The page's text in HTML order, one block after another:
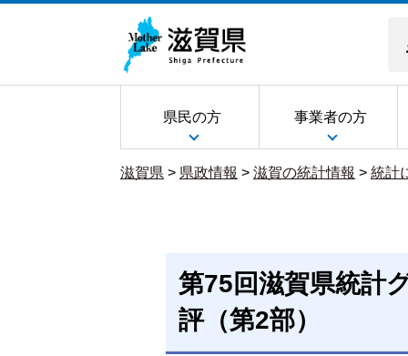
県民の方 事業者の方
滋賀県 > 県政情報 > 滋賀の統計情報 > 統計
第75回滋賀県統計
評（第2部）